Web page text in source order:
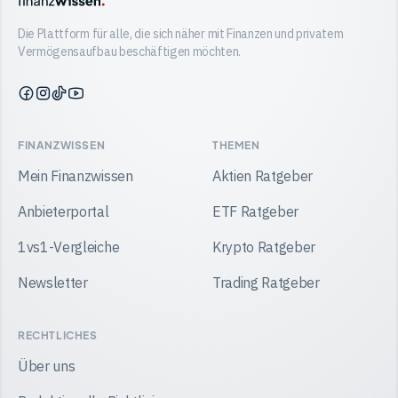
Die Plattform für alle, die sich näher mit Finanzen und privatem
Vermögensaufbau beschäftigen möchten.
Finanzwissen
Facebook
Finanzwissen
Instagram
Finanzwissen
TikTok
Finanzwissen
YouTube
FINANZWISSEN
Mein Finanzwissen
Anbieterportal
1vs1-Vergleiche
Newsletter
THEMEN
Aktien Ratgeber
ETF Ratgeber
Krypto Ratgeber
Trading Ratgeber
RECHTLICHES
Über uns